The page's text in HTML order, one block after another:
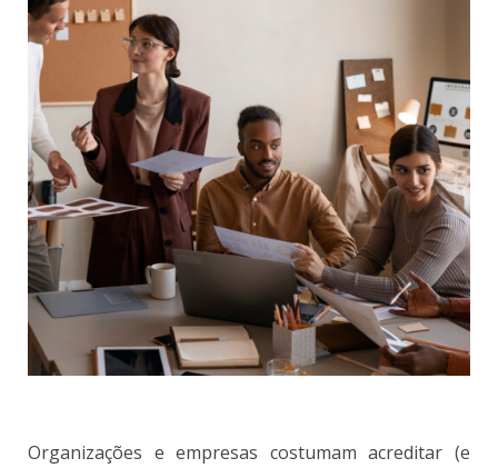
Organizações e empresas costumam acreditar (e